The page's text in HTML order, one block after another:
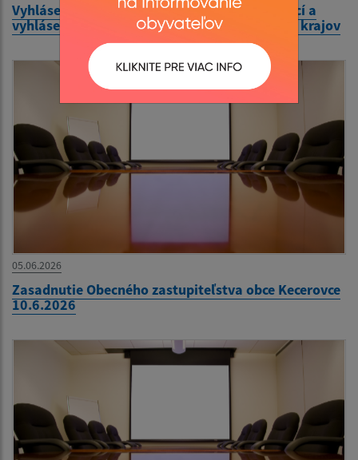
Vyhlásenie volieb do orgánov samosprávy obcí a
vyhlásenie volieb do orgánov samosprávnych krajov
05.06.2026
Zasadnutie Obecného zastupiteľstva obce Kecerovce
10.6.2026